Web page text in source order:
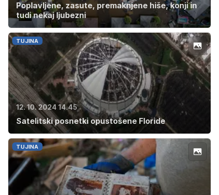
Poplavljene, zasute, premaknjene hiše, konji in
tudi nekaj ljubezni
TUJINA
12. 10. 2024 14.45
Satelitski posnetki opustošene Floride
TUJINA